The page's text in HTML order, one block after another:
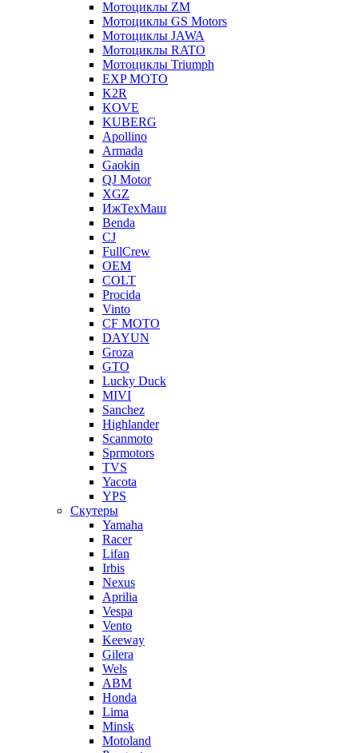
Мотоциклы ZM
Мотоциклы GS Motors
Мотоциклы JAWA
Мотоциклы RATO
Мотоциклы Triumph
EXP MOTO
K2R
KOVE
KUBERG
Apollino
Armada
Gaokin
QJ Motor
XGZ
ИжТехМаш
Benda
CJ
FullCrew
OEM
COLT
Procida
Vinto
CF MOTO
DAYUN
Groza
GTO
Lucky Duck
MIVI
Sanchez
Highlander
Scanmoto
Sprmotors
TVS
Yacota
YPS
Скутеры
Yamaha
Racer
Lifan
Irbis
Nexus
Aprilia
Vespa
Vento
Keeway
Gilera
Wels
ABM
Honda
Lima
Minsk
Motoland